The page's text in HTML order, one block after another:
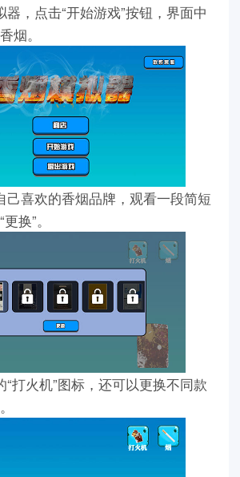
器，点击“开始游戏”按钮，界面中
烟。
己喜欢的香烟品牌，观看一段简短
换”。
打火机”图标，还可以更换不同款